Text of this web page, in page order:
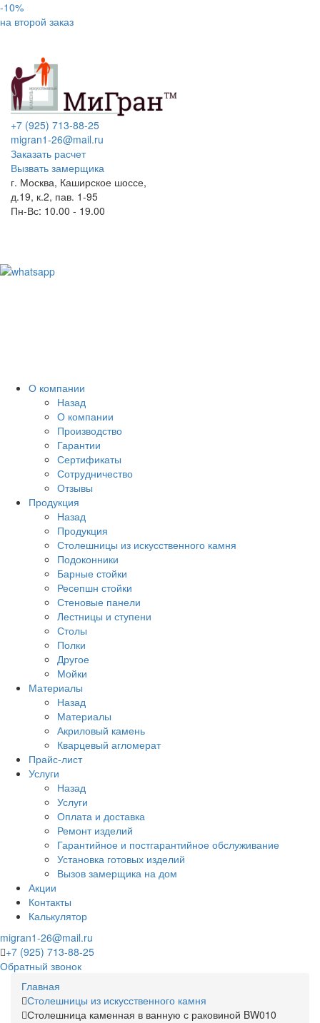
-10%
на второй заказ
+7 (925) 713-88-25
migran1-26@mail.ru
Заказать расчет
Вызвать замерщика
г. Москва, Каширское шоссе,
д.19, к.2, пав. 1-95
Пн-Вс: 10.00 - 19.00
О компании
Назад
О компании
Производство
Гарантии
Сертификаты
Сотрудничество
Отзывы
Продукция
Назад
Продукция
Столешницы из искусственного камня
Подоконники
Барные стойки
Ресепшн стойки
Стеновые панели
Лестницы и ступени
Столы
Полки
Другое
Мойки
Материалы
Назад
Материалы
Акриловый камень
Кварцевый агломерат
Прайс-лист
Услуги
Назад
Услуги
Оплата и доставка
Ремонт изделий
Гарантийное и постгарантийное обслуживание
Установка готовых изделий
Вызов замерщика на дом
Акции
Контакты
Калькулятор
migran1-26@mail.ru
+7 (925) 713-88-25
Обратный звонок
Главная
Столешницы из искусственного камня
Столешница каменная в ванную с раковиной BW010